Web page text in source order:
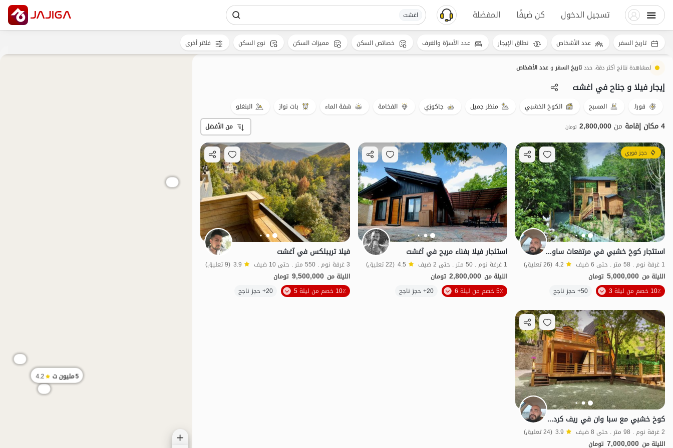
تسجيل الدخول كن ضيفًا المفضلة اغشت
5مليون ت 4.2
لمشاهدة نتائج أكثر دقة، حددتاريخ السفروعدد الأشخاص
إيجار فيلا و جناح في اغشت
فورا. المسبح الكوخ الخشبي منظر جميل جاكوزي الفخامة شفة الماء بات نواز البنغلو
4 مكان إقامة من 2,800,000 تومان من الأفضل
حجز فوري
استئجار كوخ خشبي في مرتفعات ساوجبلاغ - آغشت
1 غرفة نوم . 58 متر . حتى 6 ضيف 4.2 (26 تعليق)
الليلة من 5,000,000 تومان
10٪ خصم من ليلة 3
50+ حجز ناجح شفة الماء الموقع على الخريطة
استئجار فيلا بفناء مريح في آغشت
1 غرفة نوم . 50 متر . حتى 2 ضيف 4.5 (22 تعليق)
الليلة من 2,800,000 تومان
5٪ خصم من ليلة 6
20+ حجز ناجح خاص
فيلا تريبلكس في آغشت
3 غرفة نوم . 550 متر . حتى 10 ضيف 3.9 (9 تعليق)
الليلة من 9,500,000 تومان
10٪ خصم من ليلة 5
20+ حجز ناجح
كوخ خشبي مع سبا وان في ريف کردان - أغشت
2 غرفة نوم . 98 متر . حتى 8 ضيف 3.9 (24 تعليق)
الليلة من 7,000,000 تومان
تاريخ السفر عدد الأشخاص نطاق الإيجار عدد الأسرّة والغرف خصائص السكن مميزات السكن نوع السكن فلاتر أخرى